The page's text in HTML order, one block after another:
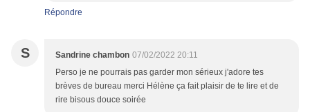
Répondre
S Sandrine chambon 07/02/2022 20:11
Perso je ne pourrais pas garder mon sérieux j'adore tes
brèves de bureau merci Hélène ça fait plaisir de te lire et de
rire bisous douce soirée